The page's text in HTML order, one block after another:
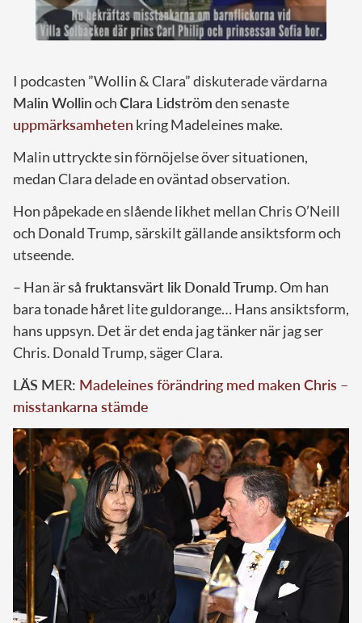
I podcasten ”Wollin & Clara” diskuterade värdarna
Malin WollinochClara Lidströmden senaste
uppmärksamheten kring Madeleines make.
Malin uttryckte sin förnöjelse över situationen,
medan Clara delade en oväntad observation.
Hon påpekade en slående likhet mellan Chris O’Neill
och Donald Trump, särskilt gällande ansiktsform och
utseende.
– Han ärså fruktansvärt lik Donald Trump.Om han
bara tonade håret lite guldorange… Hans ansiktsform,
hans uppsyn. Det är det enda jag tänker när jag ser
Chris. Donald Trump, säger Clara.
LÄS MER: Madeleines förändring med maken Chris –
misstankarna stämde